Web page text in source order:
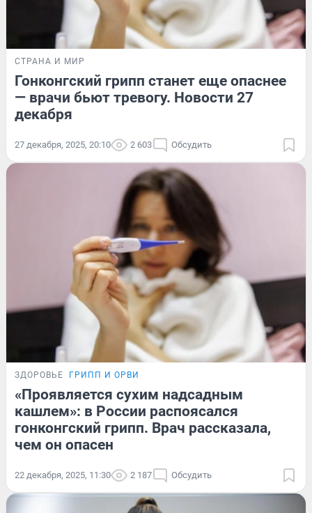
СТРАНА И МИР
Гонконгский грипп станет еще опаснее
— врачи бьют тревогу. Новости 27
декабря
27 декабря, 2025, 20:10 2 603 Обсудить
ЗДОРОВЬЕ ГРИПП И ОРВИ
«Проявляется сухим надсадным
кашлем»: в России распоясался
гонконгский грипп. Врач рассказала,
чем он опасен
22 декабря, 2025, 11:30 2 187 Обсудить